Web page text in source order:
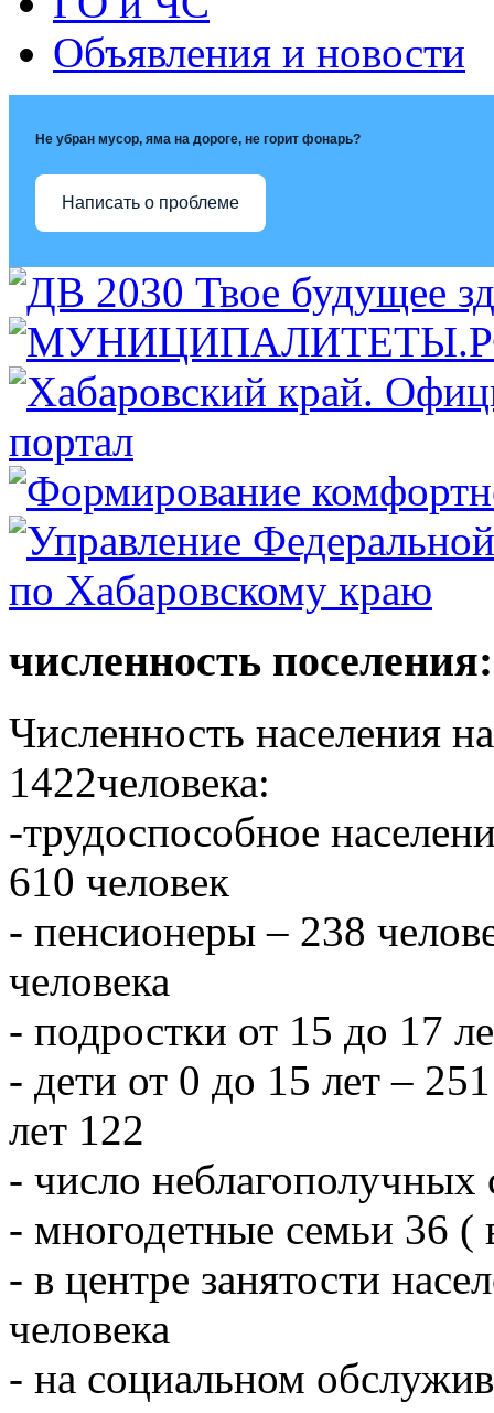
Объявления и новости
Не убран мусор, яма на дороге, не горит фонарь?
Написать о проблеме
численность поселения:
Численность населения
1422человека:
-трудоспособное
610 человек
- пенсионеры – 238
человека
- подростки от 15 до 17
- дети от 0 до 15 лет –
лет 122
- число
- многодетные семьи 36 (
- в центре занятости
человека
- на социальном